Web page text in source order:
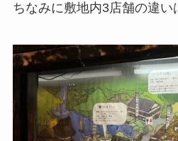
ちなみに敷地内3店舗の違い